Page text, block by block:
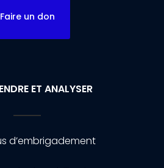
Faire un don
ET ANALYSER
d’embrigadement